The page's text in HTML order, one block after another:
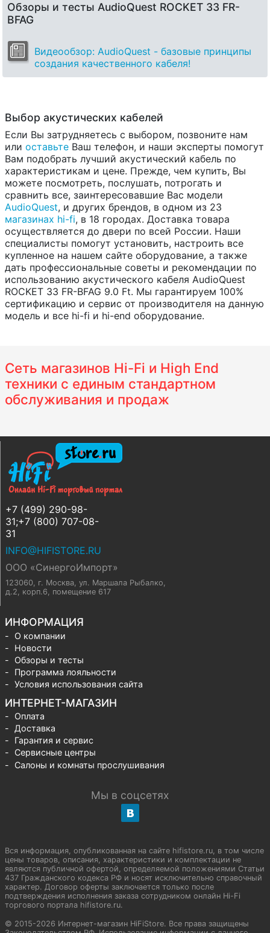
Обзоры и тесты AudioQuest ROCKET 33 FR-
BFAG
Видеообзор: AudioQuest - базовые принципы
создания качественного кабеля!
Выбор акустических кабелей
Если Вы затрудняетесь с выбором, позвоните нам
или оставьте Ваш телефон, и наши эксперты помогут
Вам подобрать лучший акустический кабель по
характеристикам и цене. Прежде, чем купить, Вы
можете посмотреть, послушать, потрогать и
сравнить все, заинтересовавшие Вас модели
AudioQuest, и других брендов, в одном из 23
магазинах hi-fi, в 18 городах. Доставка товара
осуществляется до двери по всей России. Наши
специалисты помогут установить, настроить все
купленное на нашем сайте оборудование, а также
дать профессиональные советы и рекомендации по
использованию акустического кабеля AudioQuest
ROCKET 33 FR-BFAG 9.0 Ft. Мы гарантируем 100%
сертификацию и сервис от производителя на данную
модель и все hi-fi и hi-end оборудование.
Сеть магазинов Hi-Fi и High End
техники с единым стандартном
обслуживания и продаж
+7 (499) 290-98-
31;+7 (800) 707-08-
31
INFO@HIFISTORE.RU
ООО «СинергоИмпорт»
123060, г. Москва, ул. Маршала Рыбалко,
д.2, корп.6, помещение 617
ИНФОРМАЦИЯ
О компании
Новости
Обзоры и тесты
Программа лояльности
Условия использования сайта
ИНТЕРНЕТ-МАГАЗИН
Оплата
Доставка
Гарантия и сервис
Сервисные центры
Салоны и комнаты прослушивания
Мы в соцсетях
Вся информация, опубликованная на сайте hifistore.ru, в том числе
цены товаров, описания, характеристики и комплектации не
являются публичной офертой, определяемой положениями Статьи
437 Гражданского кодекса РФ и носят исключительно справочный
характер. Договор оферты заключается только после
подтверждения исполнения заказа сотрудником онлайн Hi-Fi
торгового портала hifistore.ru.
© 2015-2026 Интернет-магазин HiFiStore. Все права защищены